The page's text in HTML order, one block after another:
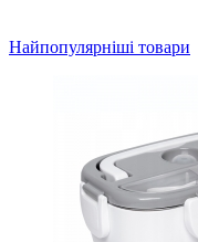
Найпопулярніші товари